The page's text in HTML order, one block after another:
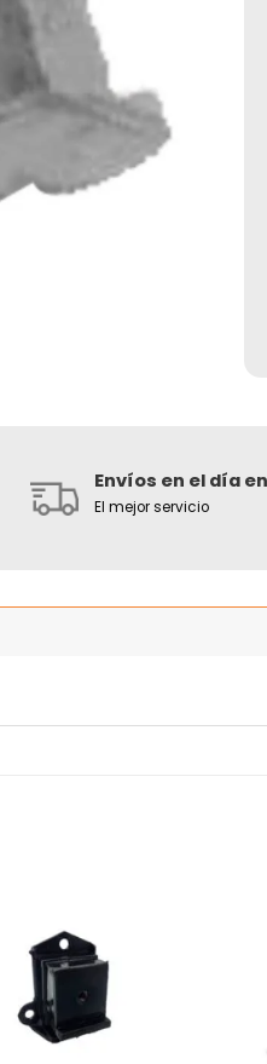
Envíos en el día
El mejor servicio